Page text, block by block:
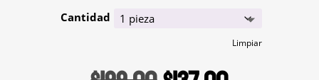
$137.00
through
$4,698.00
Cantidad
Limpiar